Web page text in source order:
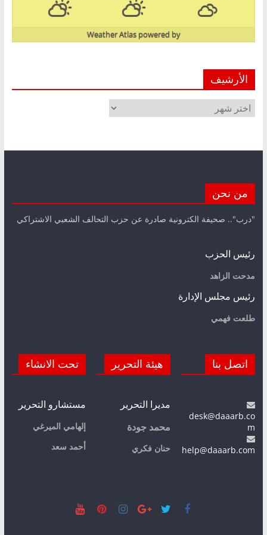
powered by
Weather Atlas
الأرشيف
الأرشيف
من نحن
"درب".. صحيفة الكترونية صادرة عن حزب التحالف الشعبي الاشتراكي
رئيس الحزب
مدحت الزاهد
رئيس مجلس الإدارة
طلعت فهمي
اتصل بنا
desk@daaarb.co
m
help@daaarb.com
هيئة التحرير
مديرا التحرير
محمد جودة
حنان فكري
تحت الانشاء
مستشارو التحرير
إلهامي الميرغي
أحمد سعد